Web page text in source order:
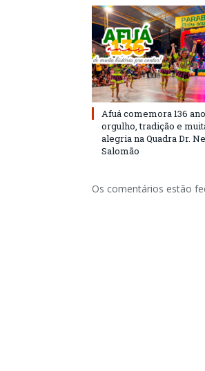
Afuá comemora 136
orgulho, tradição e
alegria na Quadra Dr.
Salomão
Os comentários estão